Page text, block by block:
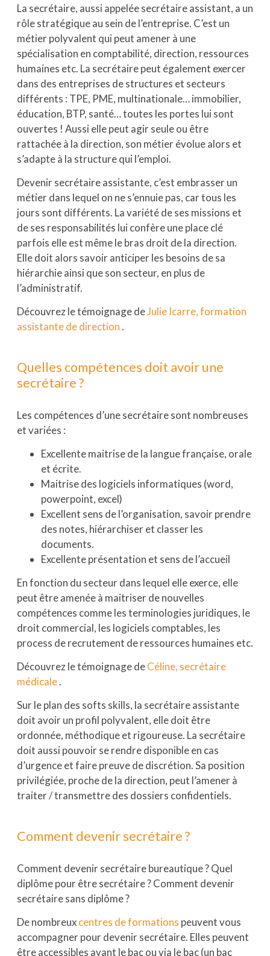
La secrétaire, aussi appelée secrétaire assistant, a un
rôle stratégique au sein de l’entreprise. C’est un
métier polyvalent qui peut amener à une
spécialisation en comptabilité, direction, ressources
humaines etc. La secrétaire peut également exercer
dans des entreprises de structures et secteurs
différents : TPE, PME, multinationale… immobilier,
éducation, BTP, santé… toutes les portes lui sont
ouvertes ! Aussi elle peut agir seule ou être
rattachée à la direction, son métier évolue alors et
s’adapte à la structure qui l’emploi.
Devenir secrétaire assistante, c’est embrasser un
métier dans lequel on ne s’ennuie pas, car tous les
jours sont différents. La variété de ses missions et
de ses responsabilités lui confère une place clé
parfois elle est même le bras droit de la direction.
Elle doit alors savoir anticiper les besoins de sa
hiérarchie ainsi que son secteur, en plus de
l’administratif.
Découvrez le témoignage deJulie Icarre, formation
assistante de direction.
Quelles compétences doit avoir une
secrétaire ?
Les compétences d’une secrétaire sont nombreuses
et variées :
Excellente maitrise de la langue française, orale
et écrite.
Maitrise des logiciels informatiques (word,
powerpoint, excel)
Excellent sens de l’organisation, savoir prendre
des notes, hiérarchiser et classer les
documents.
Excellente présentation et sens de l’accueil
En fonction du secteur dans lequel elle exerce, elle
peut être amenée à maitriser de nouvelles
compétences comme les terminologies juridiques, le
droit commercial, les logiciels comptables, les
process de recrutement de ressources humaines etc.
Découvrez le témoignage deCéline, secrétaire
médicale.
Sur le plan des softs skills, la secrétaire assistante
doit avoir un profil polyvalent, elle doit être
ordonnée, méthodique et rigoureuse. La secrétaire
doit aussi pouvoir se rendre disponible en cas
d’urgence et faire preuve de discrétion. Sa position
privilégiée, proche de la direction, peut l’amener à
traiter / transmettre des dossiers confidentiels.
Comment devenir secrétaire ?
Comment devenir secrétaire bureautique ? Quel
diplôme pour être secrétaire ? Comment devenir
secrétaire sans diplôme ?
De nombreuxcentres de formations peuvent vous
accompagner pour devenir secrétaire. Elles peuvent
être accessibles avant le bac ou via le bac (un bac